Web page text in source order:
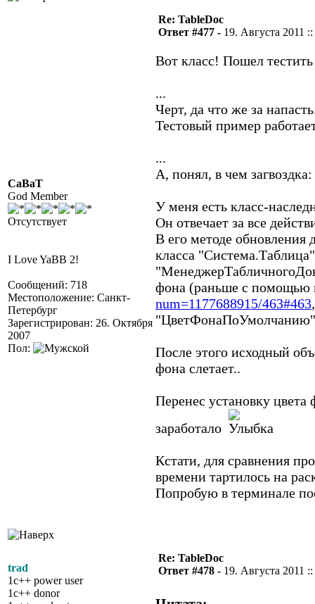
CaBaT
God Member
Отсутствует
I Love YaBB 2!
Сообщений: 718
Местоположение: Санкт-
Петербург
Зарегистрирован: 26. Октября
2007
Пол:
Re: TableDoc
Ответ #477 - 19. Августа 2011
Вот класс! Пошел
...
Черт, да что же за
Тестовый пример
...
А, понял, в чем загвоздка:
У меня есть класс-
Он отвечает за все
В его методе обновления
класса
фона (раньше с помощью
num=1177688915/463#463
"ЦветФонаПоУмолчанию"
После этого исходный
фона слетает..
Перенес установку
заработало
Кстати, для сравнения
времени тартилось на
Попробую в терминале
trad
1c++ power user
1c++ donor
Re: TableDoc
Ответ #478 - 19. Августа 2011